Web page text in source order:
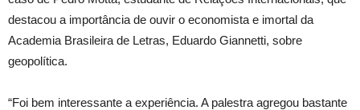
destacou a importância de ouvir o economista e imortal da
Academia Brasileira de Letras, Eduardo Giannetti, sobre
geopolítica.
“Foi bem interessante a experiência. A palestra agregou bastante